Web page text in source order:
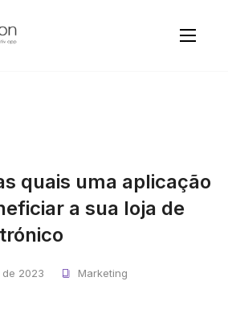
quais uma aplicação
a sua loja de
2023 Marketing